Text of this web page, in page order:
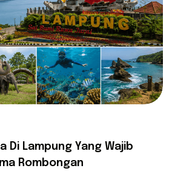
Di Lampung Yang Wajib
Rombongan